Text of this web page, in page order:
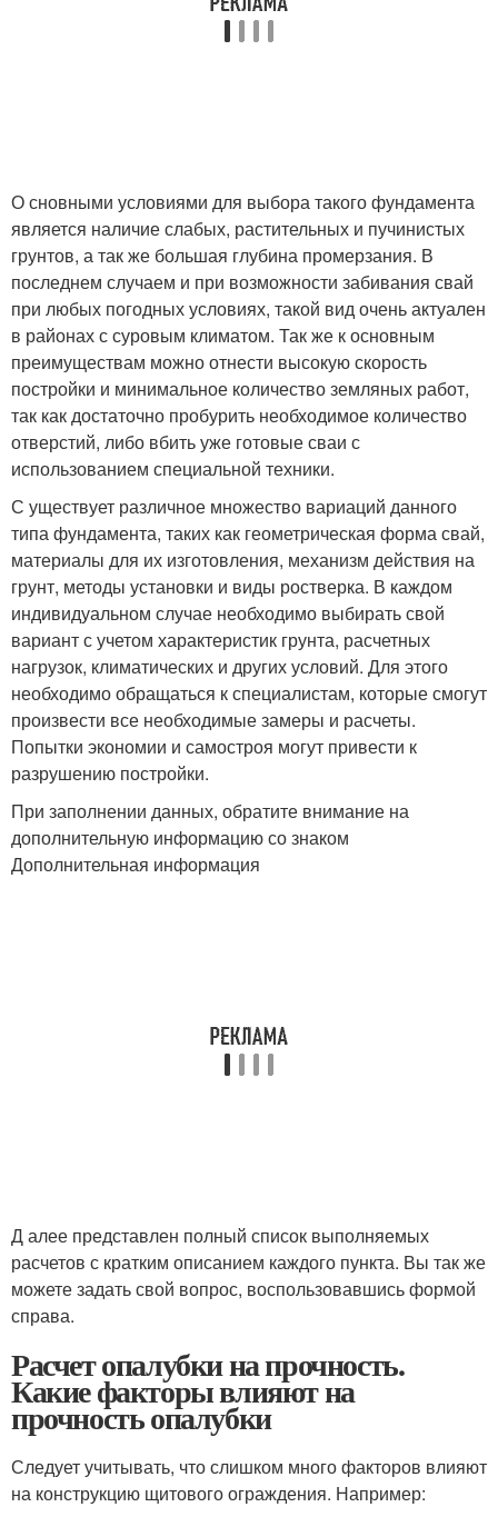
О сновными условиями для выбора такого фундамента
является наличие слабых, растительных и пучинистых
грунтов, а так же большая глубина промерзания. В
последнем случаем и при возможности забивания свай
при любых погодных условиях, такой вид очень актуален
в районах с суровым климатом. Так же к основным
преимуществам можно отнести высокую скорость
постройки и минимальное количество земляных работ,
так как достаточно пробурить необходимое количество
отверстий, либо вбить уже готовые сваи с
использованием специальной техники.
С уществует различное множество вариаций данного
типа фундамента, таких как геометрическая форма свай,
материалы для их изготовления, механизм действия на
грунт, методы установки и виды ростверка. В каждом
индивидуальном случае необходимо выбирать свой
вариант с учетом характеристик грунта, расчетных
нагрузок, климатических и других условий. Для этого
необходимо обращаться к специалистам, которые смогут
произвести все необходимые замеры и расчеты.
Попытки экономии и самостроя могут привести к
разрушению постройки.
При заполнении данных, обратите внимание на
дополнительную информацию со знаком
Дополнительная информация
Д алее представлен полный список выполняемых
расчетов с кратким описанием каждого пункта. Вы так же
можете задать свой вопрос, воспользовавшись формой
справа.
Расчет опалубки на прочность.
Какие факторы влияют на
прочность опалубки
Следует учитывать, что слишком много факторов влияют
на конструкцию щитового ограждения. Например: